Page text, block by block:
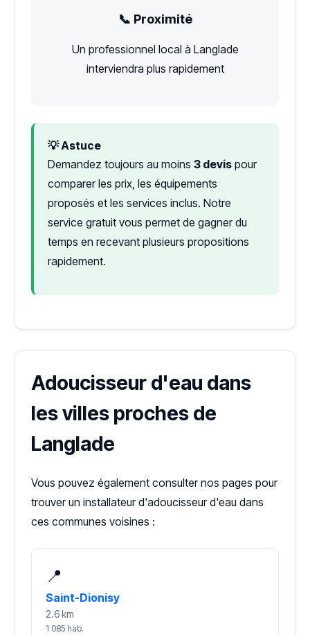
📞 Proximité
Un professionnel local à Langlade
interviendra plus rapidement
💡 Astuce
Demandez toujours au moins 3 devis pour
comparer les prix, les équipements
proposés et les services inclus. Notre
service gratuit vous permet de gagner du
temps en recevant plusieurs propositions
rapidement.
Adoucisseur d'eau dans
les villes proches de
Langlade
Vous pouvez également consulter nos pages pour
trouver un installateur d'adoucisseur d'eau dans
ces communes voisines :
📍
Saint-Dionisy
2.6 km
1 085 hab.